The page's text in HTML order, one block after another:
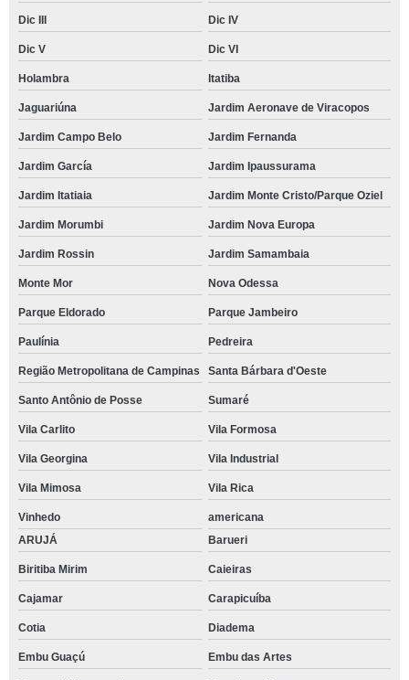
Dic III Dic IV
Dic V Dic VI
Holambra Itatiba
Jaguariúna Jardim Aeronave de Viracopos
Jardim Campo Belo Jardim Fernanda
Jardim García Jardim Ipaussurama
Jardim Itatiaia Jardim Monte Cristo/Parque Oziel
Jardim Morumbi Jardim Nova Europa
Jardim Rossin Jardim Samambaia
Monte Mor Nova Odessa
Parque Eldorado Parque Jambeiro
Paulínia Pedreira
Região Metropolitana de Campinas Santa Bárbara d'Oeste
Santo Antônio de Posse Sumaré
Vila Carlito Vila Formosa
Vila Georgina Vila Industrial
Vila Mimosa Vila Rica
Vinhedo
americana
ARUJÁ
Barueri
Biritiba Mirim Caieiras
Cajamar Carapicuíba
Cotia Diadema
Embu Guaçú Embu das Artes